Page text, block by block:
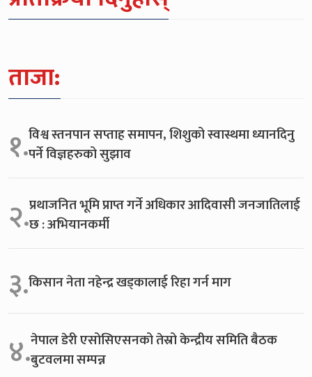
ताजा:
१.विश्व स्तनपान सप्ताह समापन, शिशुको स्वास्थमा ध्यानदिनु
पर्ने विज्ञहरुको सुझाव
२.प्रथाजनित भूमि प्राप्त गर्ने अधिकार आदिवासी जनजातिलाई
छ : अभियानकर्मी
३.किसान नेता नहेन्द्र खड्कालाई रिहा गर्न माग
४.नेपाल डेरी एसोसिएसनको तेस्रो केन्द्रीय समिति बैठक
बुटवलमा सम्पन्न